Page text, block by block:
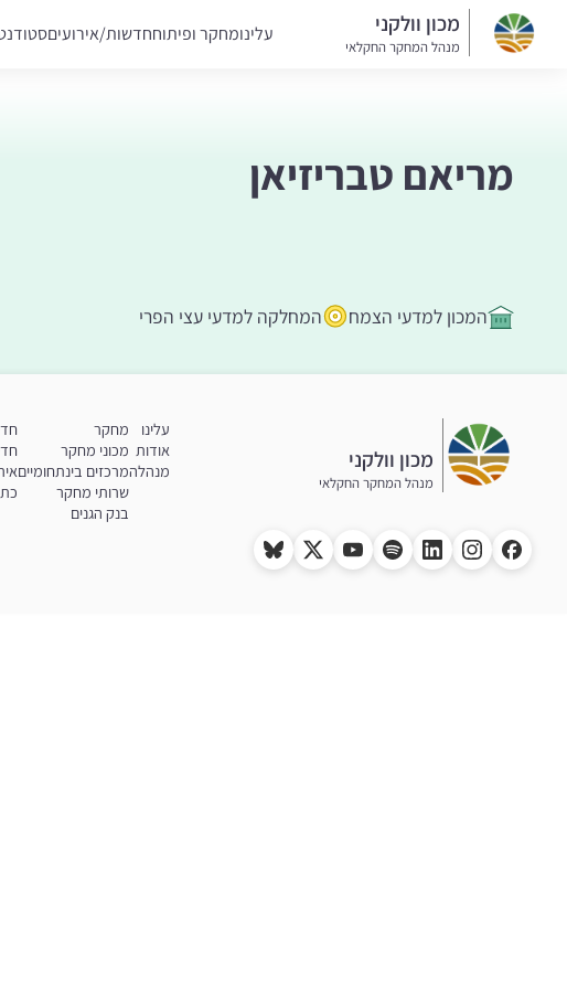
מכון וולקני
מנהל המחקר החקלאי
עלינומחקר ופיתוחחדשות/אירועים
מריאם טבריזיאן
המכון למדעי הצמח המחלקה למדעי עצי הפרי
מכון וולקני
מנהל המחקר החקלאי
עלינו
אודות
מנהלה
מחקר
מכוני מחקר
מרכזים בינתחומיים
שרותי מחקר
בנק הגנים